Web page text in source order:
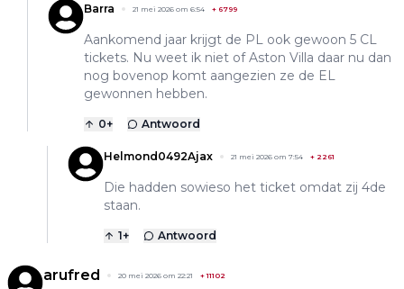
Barra 21 mei 2026 om 6:54 + 6799
Aankomend jaar krijgt de PL ook gewoon 5 CL
tickets. Nu weet ik niet of Aston Villa daar nu dan
nog bovenop komt aangezien ze de EL
gewonnen hebben.
0+ Antwoord
Helmond0492Ajax 21 mei 2026 om 7:54 + 2261
Die hadden sowieso het ticket omdat zij 4de
staan.
1+ Antwoord
arufred 20 mei 2026 om 22:21 +11102